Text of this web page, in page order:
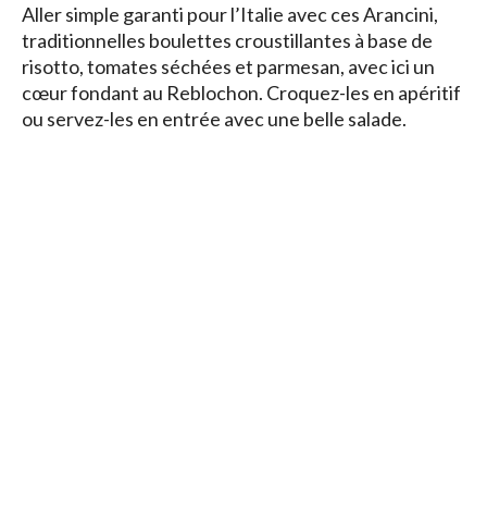
Aller simple garanti pour l’Italie avec ces Arancini,
traditionnelles boulettes croustillantes à base de
risotto, tomates séchées et parmesan, avec ici un
cœur fondant au Reblochon. Croquez-les en apéritif
ou servez-les en entrée avec une belle salade.